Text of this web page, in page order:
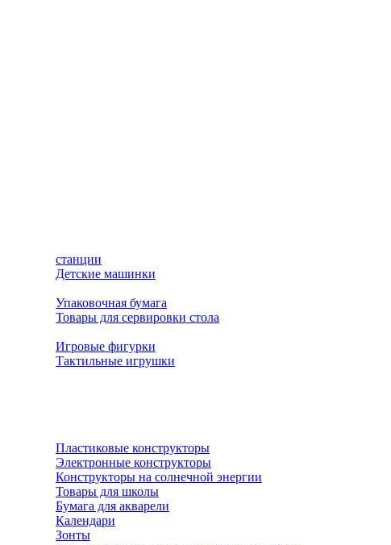
станции
Детские машинки
Упаковочная бумага
Товары для сервировки стола
Игровые фигурки
Тактильные игрушки
Пластиковые конструкторы
Электронные конструкторы
Конструкторы на солнечной энергии
Товары для школы
Бумага для акварели
Календари
Зонты